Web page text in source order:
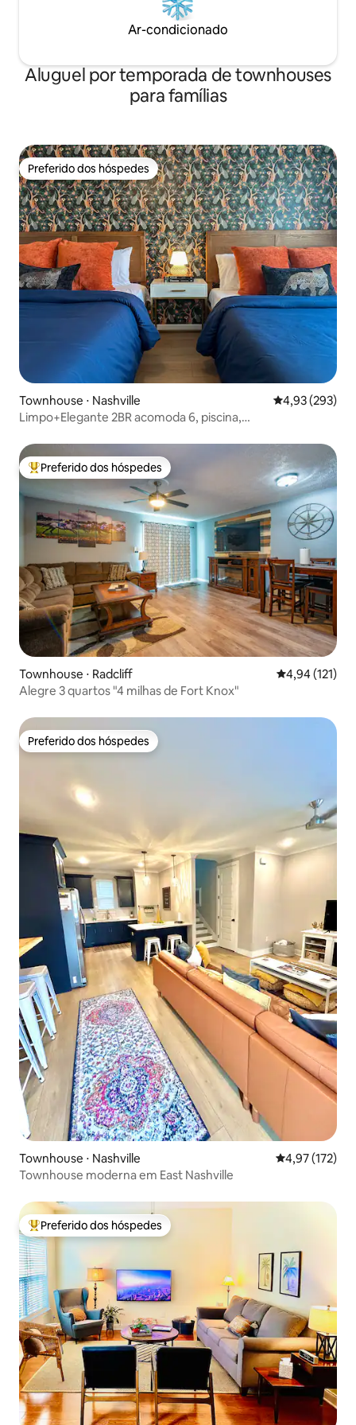
Ar-condicionado
Aluguel por temporada de townhouses
para famílias
Preferido dos hóspedes
Preferido dos hóspedes
Townhouse ⋅ Nashville 4,93 de uma
4,93 (293)
Limpo+Elegante 2BR acomoda 6, piscina,
Entre os melhores preferidos dos hóspedes
Preferido dos hóspedes
Townhouse ⋅ Radcliff 4,94 de uma
4,94 (121)
Alegre 3 quartos "4 milhas de Fort Knox"
Preferido dos hóspedes
Preferido dos hóspedes
Townhouse ⋅ Nashville 4,97 de uma
4,97 (172)
Townhouse moderna em East Nashville
Entre os melhores preferidos dos hóspedes
Preferido dos hóspedes